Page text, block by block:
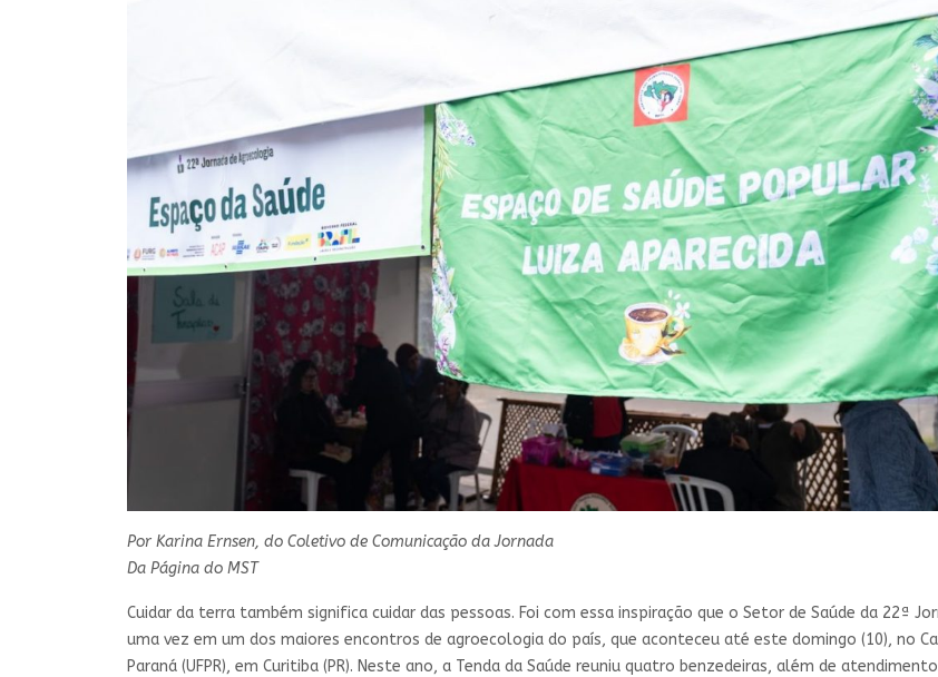
Por Karina Ernsen, do Coletivo de Comunicação da Jornada
Da Página do MST
Cuidar da terra também significa cuidar das pessoas. Foi com essa inspiração que o Setor de Saúde da 22ª
uma vez em um dos maiores encontros de agroecologia do país, que aconteceu até este domingo (10), no
Paraná (UFPR), em Curitiba (PR). Neste ano, a Tenda da Saúde reuniu quatro benzedeiras, além de